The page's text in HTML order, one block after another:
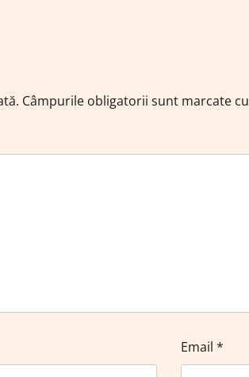
Câmpurile obligatorii sunt marcate cu
Email *